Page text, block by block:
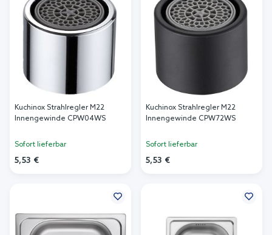
Kuchinox Strahlregler M22
Innengewinde CPW04WS
Sofort lieferbar
5,53 €
Kuchinox Strahlregler M22
Innengewinde CPW72WS
Sofort lieferbar
5,53 €